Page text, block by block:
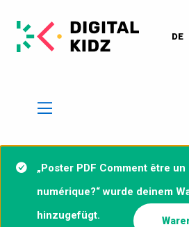
DE
„Poster PDF Comment être
numérique?“ wurde deinem
hinzugefügt.